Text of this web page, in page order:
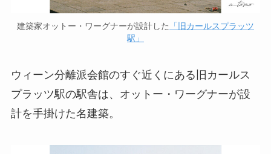
建築家オットー・ワーグナーが設計した
「旧カールスプラッツ
駅」
ウィーン分離派会館のすぐ近くにある旧カールス
プラッツ駅の駅舎は、オットー・ワーグナーが設
計を手掛けた名建築。